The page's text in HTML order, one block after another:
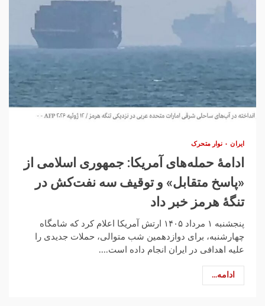
ایران نوار متحرک
ادامهٔ حمله‌های آمریکا: جمهوری اسلامی از
«پاسخ متقابل» و توقیف سه نفت‌کش در
تنگهٔ هرمز خبر داد
پنجشنبه ۱ مرداد ۱۴۰۵ ارتش آمریکا اعلام کرد که شامگاه
چهارشنبه، برای دوازدهمین شب متوالی، حملات جدیدی را
علیه اهدافی در ایران انجام داده است....
ادامه...